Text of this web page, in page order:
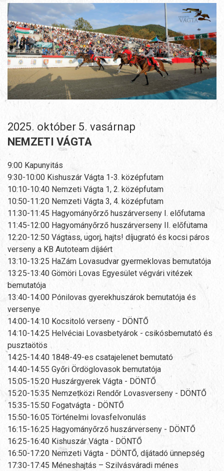
2025. október 5. vasárnap
NEMZETI VÁGTA
9:00 Kapunyitás
9:30-10:00 Kishuszár Vágta 1-3. középfutam
10:10-10:40 Nemzeti Vágta 1, 2. középfutam
10:50-11:20 Nemzeti Vágta 3, 4. középfutam
11:30-11:45 Hagyományőrző huszárverseny I. előfutama
11:45-12:00 Hagyományőrző huszárverseny II. előfutama
12:20-12:50 Vágtass, ugorj, hajts! díjugrató és kocsi páros
verseny a KB Autoteam díjáért
13:10-13:25 HaZám Lovasudvar gyermeklovas bemutatója
13:25-13:40 Gömöri Lovas Egyesület végvári vitézek
bemutatója
13:40-14:00 Pónilovas gyerekhuszárok bemutatója és
versenye
14:00-14:10 Kocsitoló verseny - DÖNTŐ
14:10-14:25 Helvéciai Lovasbetyárok - csikósbemutató és
pusztaötös
14:25-14:40 1848-49-es csatajelenet bemutató
14:40-14:55 Győri Ördöglovasok bemutatója
15:05-15:20 Huszárgyerek Vágta - DÖNTŐ
15:20-15:35 Nemzetközi Rendőr Lovasverseny - DÖNTŐ
15:35-15:50 Fogatvágta - DÖNTŐ
15:50-16:05 Történelmi lovasfelvonulás
16:15-16:25 Hagyományőrző huszárverseny - DÖNTŐ
16:25-16:40 Kishuszár Vágta - DÖNTŐ
16:50-17:20 Nemzeti Vágta - DÖNTŐ, díjátadó ünnepség
17:30-17:45 Méneshajtás – Szilvásváradi ménes